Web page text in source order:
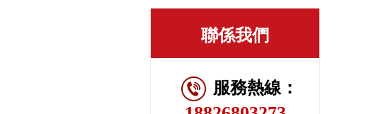
聯係我們
服務熱線：